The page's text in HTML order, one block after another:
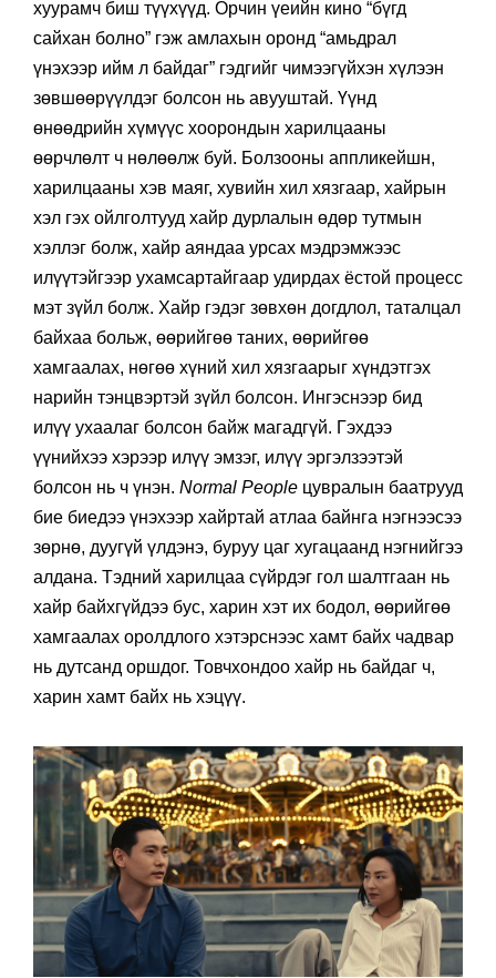
хуурамч биш түүхүүд. Орчин үеийн кино “бүгд
сайхан болно” гэж амлахын оронд “амьдрал
үнэхээр ийм л байдаг” гэдгийг чимээгүйхэн хүлээн
зөвшөөрүүлдэг болсон нь авууштай. Үүнд
өнөөдрийн хүмүүс хоорондын харилцааны
өөрчлөлт ч нөлөөлж буй. Болзооны аппликейшн,
харилцааны хэв маяг, хувийн хил хязгаар, хайрын
хэл гэх ойлголтууд хайр дурлалын өдөр тутмын
хэллэг болж, хайр аяндаа урсах мэдрэмжээс
илүүтэйгээр ухамсартайгаар удирдах ёстой процесс
мэт зүйл болж. Хайр гэдэг зөвхөн догдлол, таталцал
байхаа больж, өөрийгөө таних, өөрийгөө
хамгаалах, нөгөө хүний хил хязгаарыг хүндэтгэх
нарийн тэнцвэртэй зүйл болсон. Ингэснээр бид
илүү ухаалаг болсон байж магадгүй. Гэхдээ
үүнийхээ хэрээр илүү эмзэг, илүү эргэлзээтэй
болсон нь ч үнэн. Normal People цувралын баатрууд
бие биедээ үнэхээр хайртай атлаа байнга нэгнээсээ
зөрнө, дуугүй үлдэнэ, буруу цаг хугацаанд нэгнийгээ
алдана. Тэдний харилцаа сүйрдэг гол шалтгаан нь
хайр байхгүйдээ бус, харин хэт их бодол, өөрийгөө
хамгаалах оролдлого хэтэрснээс хамт байх чадвар
нь дутсанд оршдог. Товчхондоо хайр нь байдаг ч,
харин хамт байх нь хэцүү.